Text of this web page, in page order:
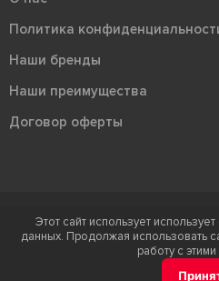
Политика
Наши бренды
Наши преимущества
Договор оферты
Терра - территория керамики 2026
Ⓒ Правообладателем товарного
Этот сайт использует
данных. Продолжая использовать
работу с